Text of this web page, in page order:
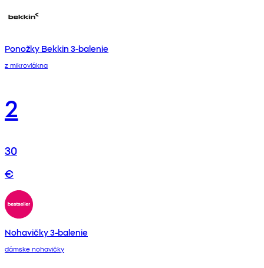
Ponožky Bekkin 3-balenie
z mikrovlákna
2
30
€
Nohavičky 3-balenie
dámske nohavičky